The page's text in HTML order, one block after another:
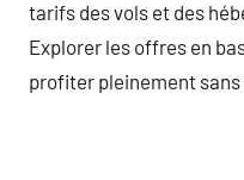
tarifs des vols et des
Explorer les offres en
profiter pleinement